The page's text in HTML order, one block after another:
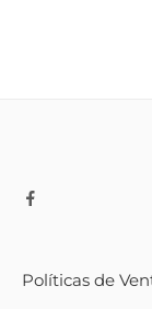
Políticas de